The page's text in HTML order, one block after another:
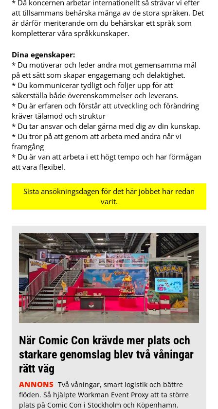
* Då koncernen arbetar internationellt så strävar vi efter
att tillsammans behärska många av de stora språken. Det
är därför meriterande om du behärskar ett språk som
kompletterar våra språkkunskaper.
Dina egenskaper:
* Du motiverar och leder andra mot gemensamma mål
på ett sätt som skapar engagemang och delaktighet.
* Du kommunicerar tydligt och följer upp för att
säkerställa både överenskommelser och leverans.
* Du är erfaren och förstår att utveckling och förändring
kräver tålamod och struktur
* Du tar ansvar och delar gärna med dig av din kunskap.
* Du tror på att genom att arbeta med andra når vi
framgång
* Du är van att arbeta i ett högt tempo och har förmågan
att vara flexibel.
När Comic Con krävde mer plats och
starkare genomslag blev två våningar
rätt väg
ANNONS Två våningar, smart logistik och bättre
flöden. Så hjälpte Workman Event Proxy att ta större
plats på Comic Con i Stockholm och Köpenhamn.